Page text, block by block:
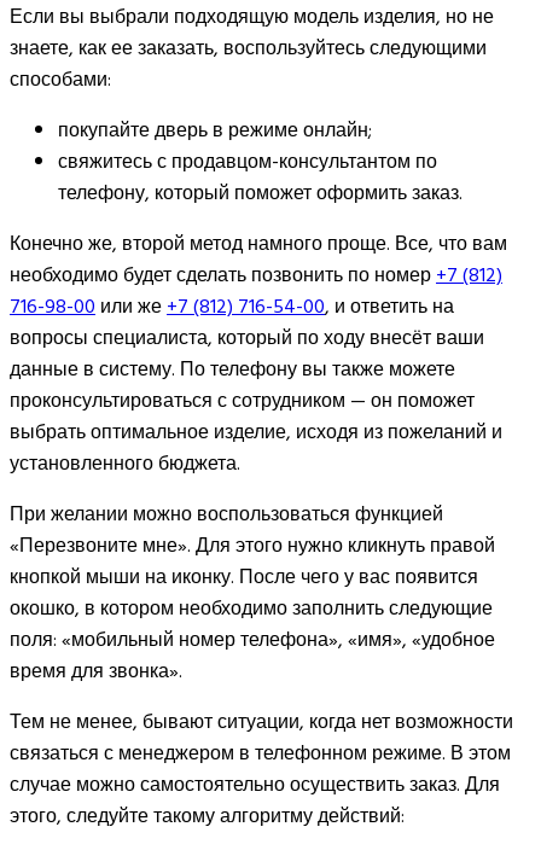
Если вы выбрали подходящую модель изделия, но не
знаете, как ее заказать, воспользуйтесь следующими
способами:
покупайте дверь в режиме онлайн;
свяжитесь с продавцом-консультантом по
телефону, который поможет оформить заказ.
Конечно же, второй метод намного проще. Все, что вам
необходимо будет сделать позвонить по номер+7 (812)
716-98-00или же+7 (812) 716-54-00, и ответить на
вопросы специалиста, который по ходу внесёт ваши
данные в систему. По телефону вы также можете
проконсультироваться с сотрудником — он поможет
выбрать оптимальное изделие, исходя из пожеланий и
установленного бюджета.
При желании можно воспользоваться функцией
«Перезвоните мне». Для этого нужно кликнуть правой
кнопкой мыши на иконку. После чего у вас появится
окошко, в котором необходимо заполнить следующие
поля: «мобильный номер телефона», «имя», «удобное
время для звонка».
Тем не менее, бывают ситуации, когда нет возможности
связаться с менеджером в телефонном режиме. В этом
случае можно самостоятельно осуществить заказ. Для
этого, следуйте такому алгоритму действий: